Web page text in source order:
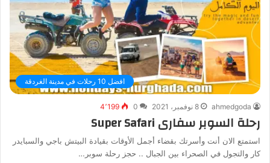
افضل 10 رحلات في مدينة الغردقة
ahmedgoda 8 نوفمبر، 2021 0 4٬199
رحلة السوبر سفارى Super Safari
استمتع الان أنت وأسرتك بقضاء أجمل الأوقات بقيادة البيتش باجي والسبايدر
كار والتجول في الصحراء بين الجبال .. حجز رحلة سوبر…